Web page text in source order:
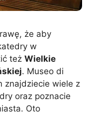
że aby
w
też Wielkie
. Museo di
znajdziecie wiele z
oraz poznacie
Oto